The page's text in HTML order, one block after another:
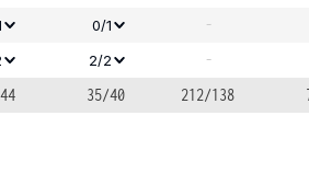
0/1 -
2/2
-
35/40 212/138